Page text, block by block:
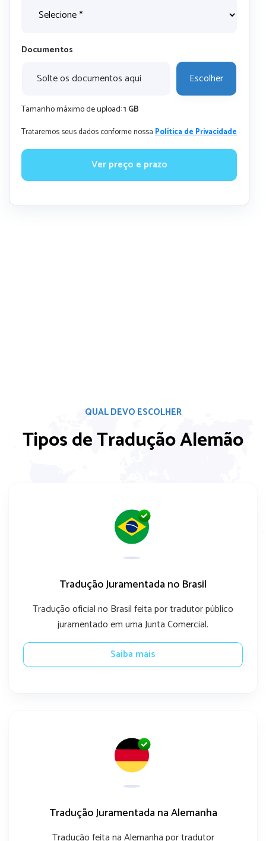
Documentos
Solte os documentos aqui Escolher
Tamanho máximo de upload:1 GB
Trataremos seus dados conforme nossaPolítica de Privacidade
Ver preço e prazo
QUAL DEVO ESCOLHER
Tipos de Tradução Alemão
Tradução Juramentada no Brasil
Tradução oficial no Brasil feita por tradutor público
juramentado em uma Junta Comercial.
Saiba mais
Tradução Juramentada na Alemanha
Tradução feita na Alemanha por tradutor